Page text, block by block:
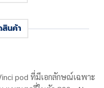
สินค้า
pod ที่มีเอกลักษณ์เฉพาะ